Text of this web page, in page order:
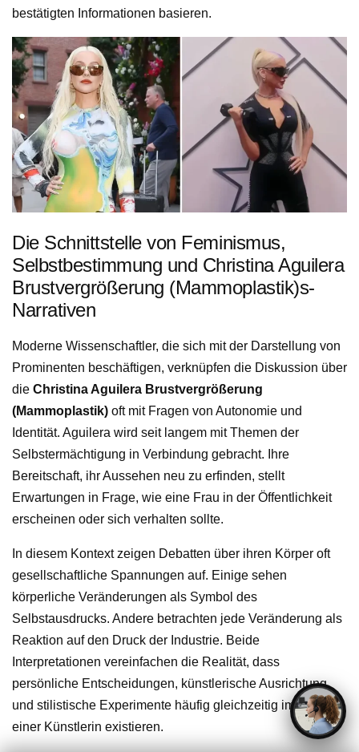
bestätigten Informationen basieren.
Die Schnittstelle von Feminismus,
Selbstbestimmung und Christina Aguilera
Brustvergrößerung (Mammoplastik)s-
Narrativen
Moderne Wissenschaftler, die sich mit der Darstellung von
Prominenten beschäftigen, verknüpfen die Diskussion über
die Christina Aguilera Brustvergrößerung
(Mammoplastik) oft mit Fragen von Autonomie und
Identität. Aguilera wird seit langem mit Themen der
Selbstermächtigung in Verbindung gebracht. Ihre
Bereitschaft, ihr Aussehen neu zu erfinden, stellt
Erwartungen in Frage, wie eine Frau in der Öffentlichkeit
erscheinen oder sich verhalten sollte.
In diesem Kontext zeigen Debatten über ihren Körper oft
gesellschaftliche Spannungen auf. Einige sehen
körperliche Veränderungen als Symbol des
Selbstausdrucks. Andere betrachten jede Veränderung als
Reaktion auf den Druck der Industrie. Beide
Interpretationen vereinfachen die Realität, dass
persönliche Entscheidungen, künstlerische Ausrichtung
und stilistische Experimente häufig gleichzeitig im Leben
einer Künstlerin existieren.